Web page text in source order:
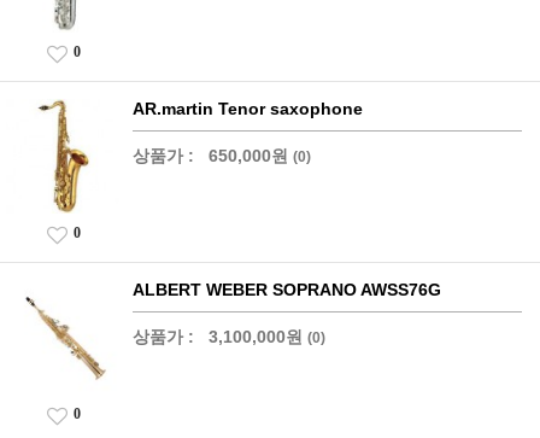
0
AR.martin Tenor saxophone
상품가 : 650,000원 (0)
0
ALBERT WEBER SOPRANO AWSS76G
상품가 : 3,100,000원 (0)
0